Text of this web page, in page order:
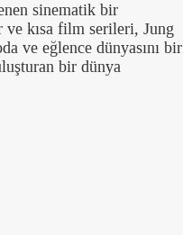
sinematik bir
kısa film serileri, Jung
ve eğlence dünyasını bir
bir dünya